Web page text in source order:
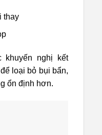
thay
khuyến nghị kết
để loại bỏ bụi bẩn,
ổn định hơn.